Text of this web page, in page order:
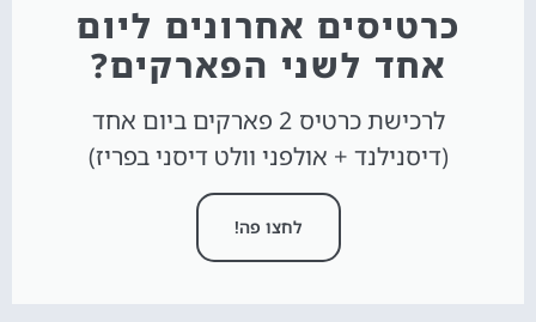
כרטיסים אחרונים ליום
אחד לשני הפארקים?
לרכישת כרטיס 2 פארקים ביום אחד
(דיסנילנד + אולפני וולט דיסני בפריז)
לחצו פה!